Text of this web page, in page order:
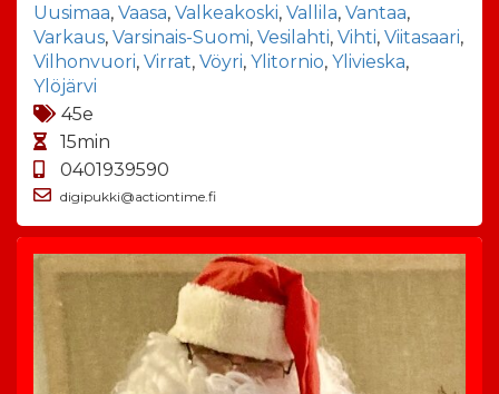
Uusimaa, Vaasa, Valkeakoski, Vallila, Vantaa,
Varkaus, Varsinais-Suomi, Vesilahti, Vihti, Viitasaari,
Vilhonvuori, Virrat, Vöyri, Ylitornio, Ylivieska,
Ylöjärvi
45e
15min
0401939590
digipukki@actiontime.fi